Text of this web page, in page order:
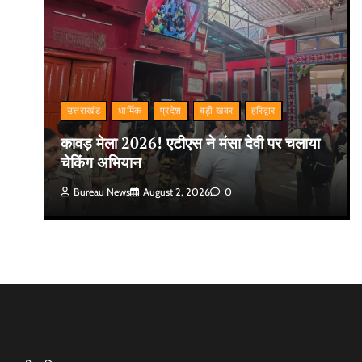
उत्तराखंड धार्मिक प्रदेश बड़ी खबर हरिद्वार
कावड़ मेला 2026! एटीएस ने मंसा देवी पर चलाया
चेकिंग अभियान
Bureau News August 2, 2026 0